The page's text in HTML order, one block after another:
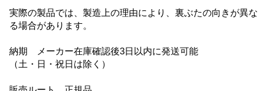
実際の製品では、製造上の理由により、裏ぶたの向きが異な
る場合があります。
納期 メーカー在庫確認後3日以内に発送可能
（土・日・祝日は除く）